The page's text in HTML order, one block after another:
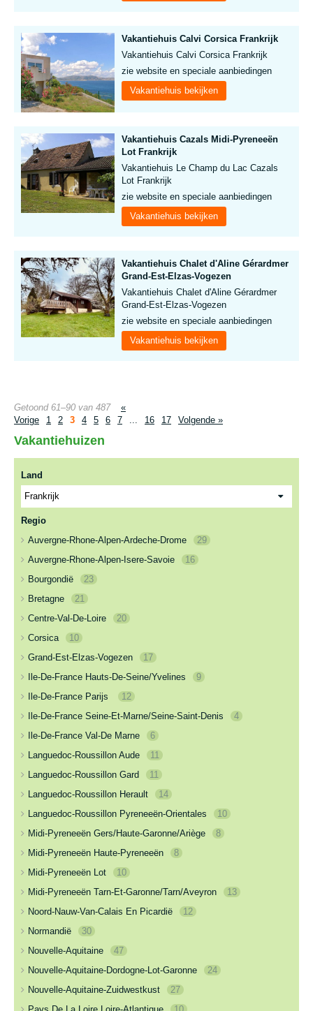
Vakantiehuis Calvi Corsica Frankrijk
Vakantiehuis Calvi Corsica Frankrijk
zie website en speciale aanbiedingen
Vakantiehuis bekijken
Vakantiehuis Cazals Midi-Pyreneeën
Lot Frankrijk
Vakantiehuis Le Champ du Lac Cazals
Lot Frankrijk
zie website en speciale aanbiedingen
Vakantiehuis bekijken
Vakantiehuis Chalet d'Aline Gérardmer
Grand-Est-Elzas-Vogezen
Vakantiehuis Chalet d'Aline Gérardmer
Grand-Est-Elzas-Vogezen
zie website en speciale aanbiedingen
Vakantiehuis bekijken
Getoond 61–90 van 487
«
Vorige
1 2 3 4 5 6 7 16 17 Volgende »
Vakantiehuizen
Land
Regio
Auvergne-Rhone-Alpen-Ardeche-Drome
29
Auvergne-Rhone-Alpen-Isere-Savoie
16
Bourgondië
23
Bretagne
21
Centre-Val-De-Loire
20
Corsica
10
Grand-Est-Elzas-Vogezen
17
Ile-De-France Hauts-De-Seine/Yvelines
9
Ile-De-France Parijs
12
Ile-De-France Seine-Et-Marne/Seine-Saint-Denis
4
Ile-De-France Val-De Marne
6
Languedoc-Roussillon Aude
11
Languedoc-Roussillon Gard
11
Languedoc-Roussillon Herault
14
Languedoc-Roussillon Pyreneeën-Orientales
10
Midi-Pyreneeën Gers/Haute-Garonne/Ariège
8
Midi-Pyreneeën Haute-Pyreneeën
8
Midi-Pyreneeën Lot
10
Midi-Pyreneeën Tarn-Et-Garonne/Tarn/Aveyron
13
Noord-Nauw-Van-Calais En Picardië
12
Normandië
30
Nouvelle-Aquitaine
47
Nouvelle-Aquitaine-Dordogne-Lot-Garonne
24
Nouvelle-Aquitaine-Zuidwestkust
27